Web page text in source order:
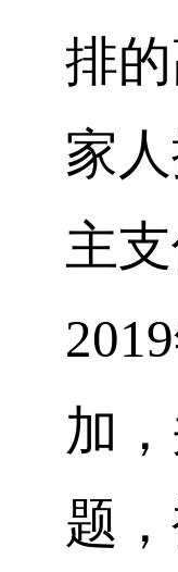
排
家
主
2019
加
题